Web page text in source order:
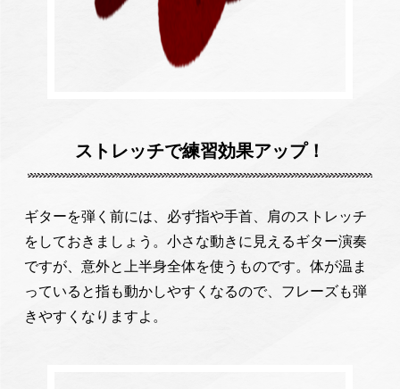
ストレッチで練習効果アップ！
ギターを弾く前には、必ず指や手首、肩のストレッチ
をしておきましょう。小さな動きに見えるギター演奏
ですが、意外と上半身全体を使うものです。体が温ま
っていると指も動かしやすくなるので、フレーズも弾
きやすくなりますよ。